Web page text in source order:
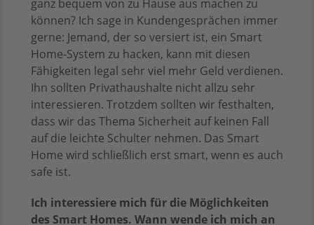
ganz bequem von zu Hause aus machen zu
können? Ich sage in Kundengesprächen immer
gerne: Jemand, der so versiert ist, ein Smart
Home-System zu hacken, kann mit diesen
Fähigkeiten legal sehr viel mehr Geld verdienen.
Ihn sollten Privathaushalte nicht allzu sehr
interessieren. Trotzdem sollten wir festhalten,
dass wir das Thema Sicherheit auf keinen Fall
auf die leichte Schulter nehmen. Das Smart
Home wird schließlich erst smart, wenn es auch
safe ist.
Ich interessiere mich für die Möglichkeiten
des Smart Homes. Wann wende ich mich an